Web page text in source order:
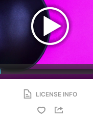
LICENSE INFO